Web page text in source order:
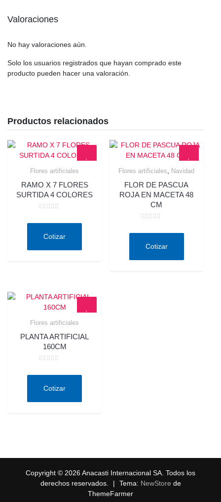
Valoraciones
No hay valoraciones aún.
Solo los usuarios registrados que hayan comprado este
producto pueden hacer una valoración.
Productos relacionados
Flores artificiales
RAMO X 7 FLORES
SURTIDA 4 COLORES
deCotizar
Flores artificiales, Navidad
FLOR DE PASCUA
ROJA EN MACETA 48
CM
deCotizar
Flores artificiales
PLANTA ARTIFICIAL
160CM
deCotizar
Copyright © 2026 Anacasti Internacional SA. Todos los
derechos reservados.
| Tema: NewStore de
ThemeFarmer